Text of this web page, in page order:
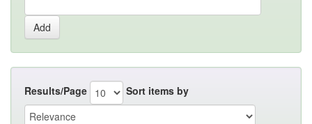
Results/Page Sort items by